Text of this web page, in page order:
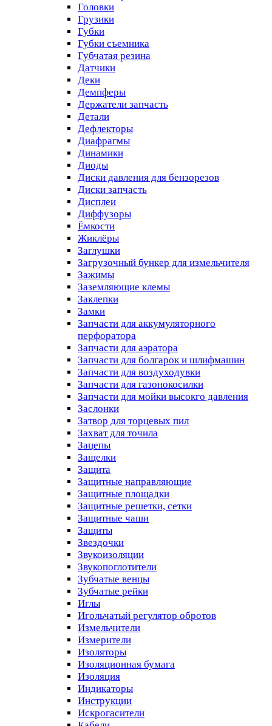
Головки
Грузики
Губки
Губки съемника
Губчатая резина
Датчики
Деки
Демпферы
Держатели запчасть
Детали
Дефлекторы
Диафрагмы
Динамики
Диоды
Диски давления для бензорезов
Диски запчасть
Дисплеи
Диффузоры
Ёмкости
Жиклёры
Заглушки
Загрузочный бункер для измельчителя
Зажимы
Заземляющие клемы
Заклепки
Замки
Запчасти для аккумуляторного
перфоратора
Запчасти для аэратора
Запчасти для болгарок и шлифмашин
Запчасти для воздуходувки
Запчасти для газонокосилки
Запчасти для мойки высокго давления
Заслонки
Затвор для торцевых пил
Захват для точила
Зацепы
Защелки
Защита
Защитные направляющие
Защитные площадки
Защитные решетки, сетки
Защитные чаши
Защиты
Звездочки
Звукоизоляции
Звукопоглотители
Зубчатые венцы
Зубчатые рейки
Иглы
Игольчатый регулятор обротов
Измельчители
Измерители
Изоляторы
Изоляционная бумага
Изоляция
Индикаторы
Инструкции
Искрогасители